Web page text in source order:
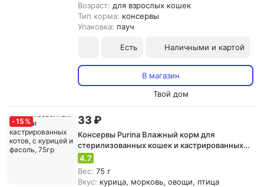
Возраст: для взрослых кошек
Тип корма: консервы
Упаковка: пауч
Есть Наличными и картой
В магазин
Твой дом
-15 % 33 ₽
Консервы Purina Влажный корм для
стерилизованных кошек и кастрированных
котов, с курицей и фасоль, 75гр
4.7
Вес: 75 г
Вкус: курица, морковь, овощи, птица